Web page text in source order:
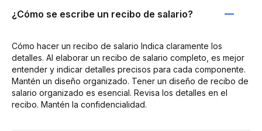
¿Cómo se escribe un recibo de salario?
Cómo hacer un recibo de salario Indica claramente los
detalles. Al elaborar un recibo de salario completo, es mejor
entender y indicar detalles precisos para cada componente.
Mantén un diseño organizado. Tener un diseño de recibo de
salario organizado es esencial. Revisa los detalles en el
recibo. Mantén la confidencialidad.